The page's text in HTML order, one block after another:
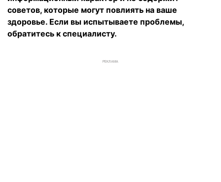
советов, которые могут повлиять на ваше
здоровье. Если вы испытываете проблемы,
обратитесь к специалисту.
РЕКЛАМА